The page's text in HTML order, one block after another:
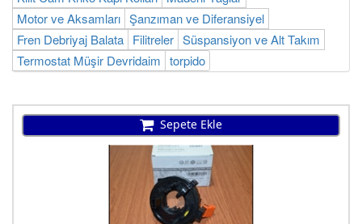
Motor ve Aksamları Şanzıman ve Diferansiyel
Fren Debriyaj Balata Filitreler Süspansiyon ve Alt Takım
Termostat Müşir Devridaim torpido
Sepete Ekle